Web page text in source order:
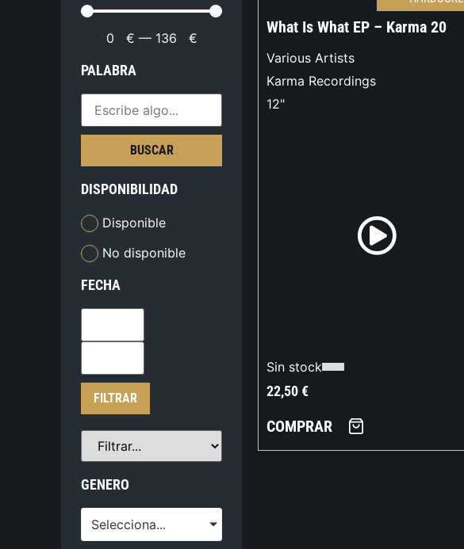
0 € — 136 €
PALABRA
BUSCAR
DISPONIBILIDAD
Disponible
No disponible
FECHA
FILTRAR
GENERO
Selecciona...
What Is What EP – Karma 20
Various Artists
Karma Recordings
12"
Sin stock
22,50€
COMPRAR